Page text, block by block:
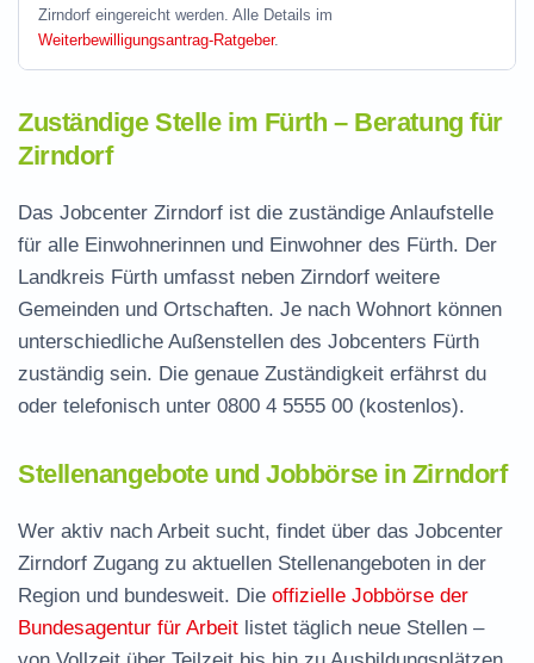
Zirndorf eingereicht werden. Alle Details im
Weiterbewilligungsantrag-Ratgeber.
Zuständige Stelle im Fürth – Beratung für
Zirndorf
Das Jobcenter Zirndorf ist die zuständige Anlaufstelle
für alle Einwohnerinnen und Einwohner des Fürth. Der
Landkreis Fürth umfasst neben Zirndorf weitere
Gemeinden und Ortschaften. Je nach Wohnort können
unterschiedliche Außenstellen des Jobcenters Fürth
zuständig sein. Die genaue Zuständigkeit erfährst du
oder telefonisch unter 0800 4 5555 00 (kostenlos).
Stellenangebote und Jobbörse in Zirndorf
Wer aktiv nach Arbeit sucht, findet über das Jobcenter
Zirndorf Zugang zu aktuellen Stellenangeboten in der
Region und bundesweit. Die offizielle Jobbörse der
Bundesagentur für Arbeit listet täglich neue Stellen –